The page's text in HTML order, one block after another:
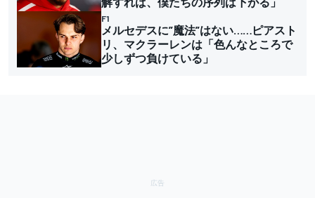
F1
メルセデスに”魔法”はない……ピアスト
リ、マクラーレンは「色んなところで
少しずつ負けている」